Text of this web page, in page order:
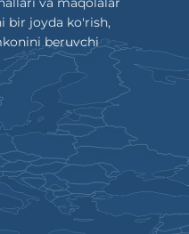
tillaridagi
bir joyda ko'rish,
beruvchi